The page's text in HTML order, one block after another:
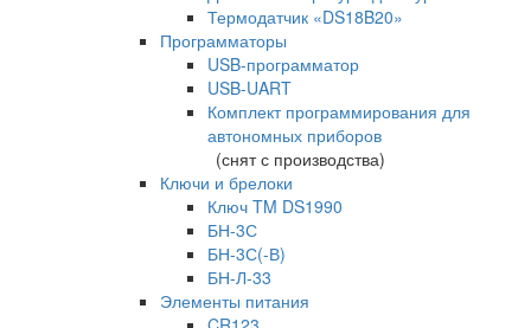
Термодатчик «DS18B20»
Программаторы
USB-программатор
USB-UART
Комплект программирования для
автономных приборов
(снят с производства)
Ключи и брелоки
Ключ TM DS1990
БН-3С
БН-3С(-В)
БН-Л-33
Элементы питания